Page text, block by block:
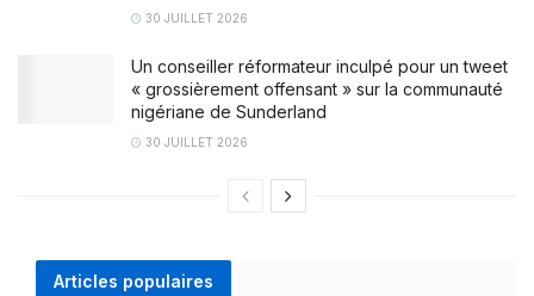
30 JUILLET 2026
Un conseiller réformateur inculpé pour un tweet
« grossièrement offensant » sur la communauté
nigériane de Sunderland
30 JUILLET 2026
Articles populaires